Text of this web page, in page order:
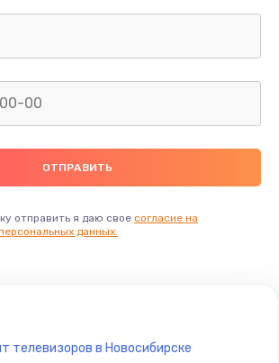
800 руб.
400 руб.
реагирует на кнопки
с устройством
отправить я даю свое согласие на
данных.
телевизоров в Новосибирске